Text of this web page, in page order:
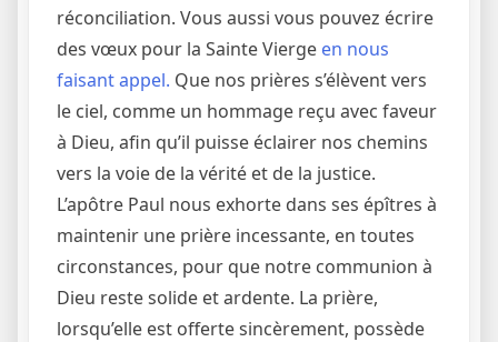
réconciliation. Vous aussi vous pouvez écrire
des vœux pour la Sainte Vierge en nous
faisant appel. Que nos prières s’élèvent vers
le ciel, comme un hommage reçu avec faveur
à Dieu, afin qu’il puisse éclairer nos chemins
vers la voie de la vérité et de la justice.
L’apôtre Paul nous exhorte dans ses épîtres à
maintenir une prière incessante, en toutes
circonstances, pour que notre communion à
Dieu reste solide et ardente. La prière,
lorsqu’elle est offerte sincèrement, possède